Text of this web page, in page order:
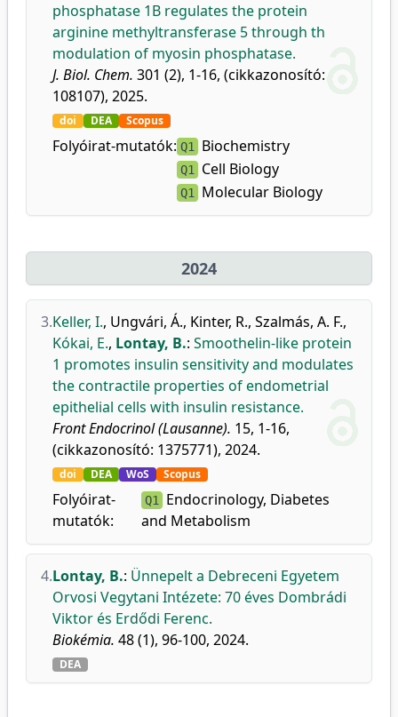
phosphatase 1B regulates the protein
arginine methyltransferase 5 through th
modulation of myosin phosphatase.
J. Biol. Chem. 301 (2), 1-16, (cikkazonosító:
108107), 2025.
doi DEA Scopus
Folyóirat-mutatók: Q1 Biochemistry
Q1 Cell Biology
Q1 Molecular Biology
2024
3.Keller, I., Ungvári, Á., Kinter, R., Szalmás, A. F.,
Kókai, E., Lontay, B.: Smoothelin-like protein
1 promotes insulin sensitivity and modulates
the contractile properties of endometrial
epithelial cells with insulin resistance.
Front Endocrinol (Lausanne). 15, 1-16,
(cikkazonosító: 1375771), 2024.
doi DEA WoS Scopus
Folyóirat-
mutatók:
Q1
Endocrinology, Diabetes
and Metabolism
4.Lontay, B.: Ünnepelt a Debreceni Egyetem
Orvosi Vegytani Intézete: 70 éves Dombrádi
Viktor és Erdődi Ferenc.
Biokémia. 48 (1), 96-100, 2024.
DEA